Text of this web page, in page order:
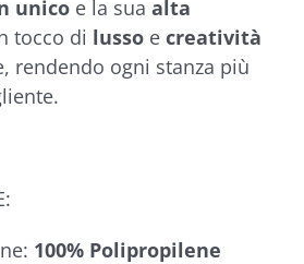
unico e la sua alta
tocco di lusso e creatività
rendendo ogni stanza più
100% Polipropilene